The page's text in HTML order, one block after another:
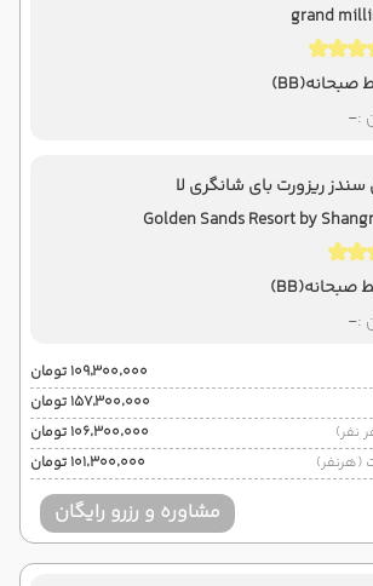
grand
صبحانه(BB)
:
-
سندز ریزورت بای شانگری لا
Golden Sands Resort by
صبحانه(BB)
:
-
۱۰۹٬۳۰۰٬۰۰۰ تومان
۱۵۷٬۳۰۰٬۰۰۰ تومان
نفر)
۱۰۶٬۳۰۰٬۰۰۰ تومان
۱۰۱٬۳۰۰٬۰۰۰ تومان
مشاوره و رزرو رایگان